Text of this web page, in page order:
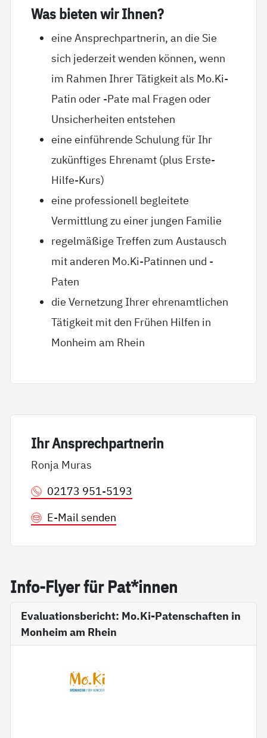
Was bie­ten wir Ih­nen?
eine Ansprechpartnerin, an die Sie
sich jederzeit wenden können, wenn
im Rahmen Ihrer Tätigkeit als Mo.Ki-
Patin oder -Pate mal Fragen oder
Unsicherheiten entstehen
eine einführende Schulung für Ihr
zukünftiges Ehrenamt (plus Erste-
Hilfe-Kurs)
eine professionell begleitete
Vermittlung zu einer jungen Familie
regelmäßige Treffen zum Austausch
mit anderen Mo.Ki-Patinnen und -
Paten
die Vernetzung Ihrer ehrenamtlichen
Tätigkeit mit den Frühen Hilfen in
Monheim am Rhein
Ihr An­sp­rech­part­ne­rin
Ronja Muras
02173 951-5193
E-Mail senden
In­fo-Fly­er für Pat*in­nen
Evaluationsbericht: Mo.Ki-Patenschaften in
Monheim am Rhein